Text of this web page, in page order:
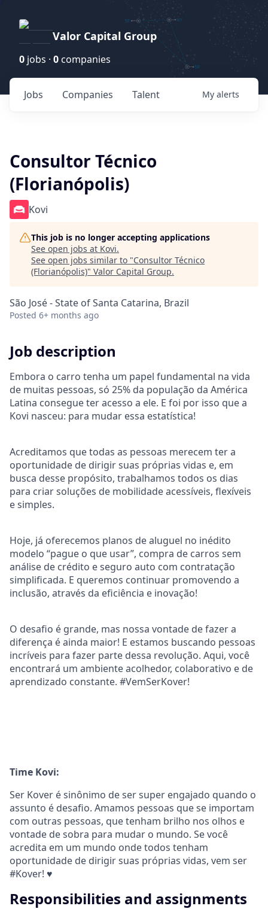
Valor Capital Group
0 jobs · 0 companies
Jobs Companies Talent My alerts
Consultor Técnico
(Florianópolis)
Kovi
This job is no longer accepting applications
See open jobs at Kovi.
See open jobs similar to "Consultor Técnico
(Florianópolis)" Valor Capital Group.
São José - State of Santa Catarina, Brazil
Posted 6+ months ago
Job description
Embora o carro tenha um papel fundamental na vida
de muitas pessoas, só 25% da população da América
Latina consegue ter acesso a ele. E foi por isso que a
Kovi nasceu: para mudar essa estatística!
Acreditamos que todas as pessoas merecem ter a
oportunidade de dirigir suas próprias vidas e, em
busca desse propósito, trabalhamos todos os dias
para criar soluções de mobilidade acessíveis, flexíveis
e simples.
Hoje, já oferecemos planos de aluguel no inédito
modelo “pague o que usar”, compra de carros sem
análise de crédito e seguro auto com contratação
simplificada. E queremos continuar promovendo a
inclusão, através da eficiência e inovação!
O desafio é grande, mas nossa vontade de fazer a
diferença é ainda maior! E estamos buscando pessoas
incríveis para fazer parte dessa revolução. Aqui, você
encontrará um ambiente acolhedor, colaborativo e de
aprendizado constante. #VemSerKover!
Time Kovi:
Ser Kover é sinônimo de ser super engajado quando o
assunto é desafio. Amamos pessoas que se importam
com outras pessoas, que tenham brilho nos olhos e
vontade de sobra para mudar o mundo. Se você
acredita em um mundo onde todos tenham
oportunidade de dirigir suas próprias vidas, vem ser
#Kover! ♥
Responsibilities and assignments